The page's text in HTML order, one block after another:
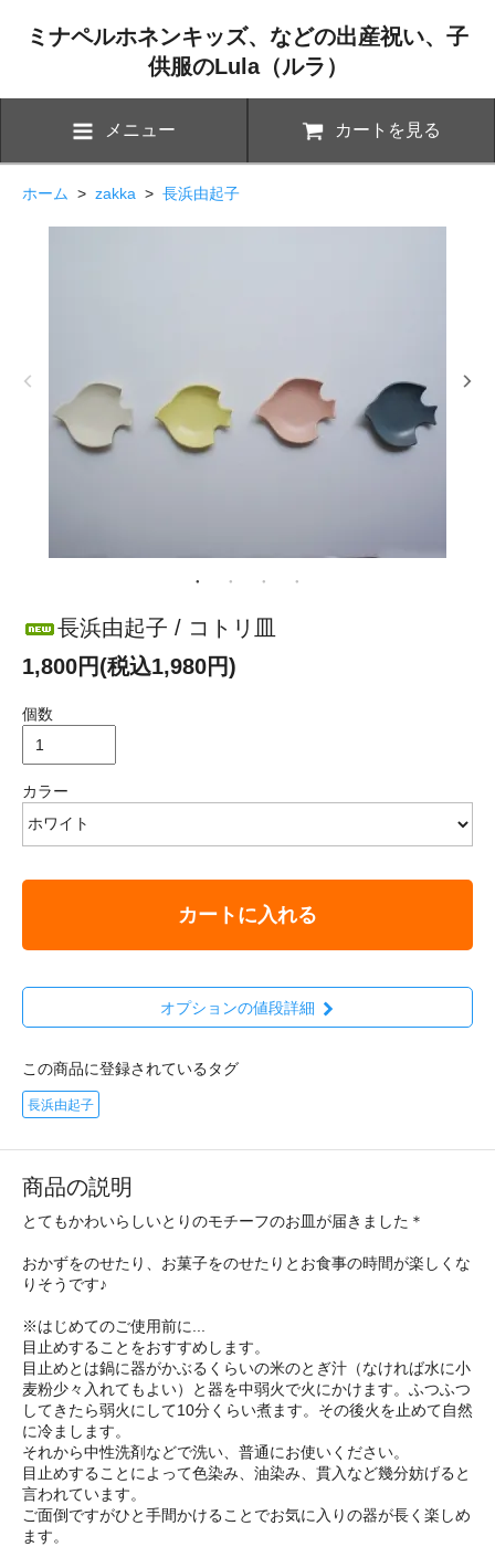
ミナペルホネンキッズ、などの出産祝い、子
供服のLula（ルラ）
メニュー カートを見る
ホーム > zakka > 長浜由起子
長浜由起子 / コトリ皿
1,800円(税込1,980円)
個数
カラー
カートに入れる
オプションの値段詳細
この商品に登録されているタグ
長浜由起子
商品の説明
とてもかわいらしいとりのモチーフのお皿が届きました＊
おかずをのせたり、お菓子をのせたりとお食事の時間が楽しくな
りそうです♪
※はじめてのご使用前に...
目止めすることをおすすめします。
目止めとは鍋に器がかぶるくらいの米のとぎ汁（なければ水に小
麦粉少々入れてもよい）と器を中弱火で火にかけます。ふつふつ
してきたら弱火にして10分くらい煮ます。その後火を止めて自然
に冷まします。
それから中性洗剤などで洗い、普通にお使いください。
目止めすることによって色染み、油染み、貫入など幾分妨げると
言われています。
ご面倒ですがひと手間かけることでお気に入りの器が長く楽しめ
ます。